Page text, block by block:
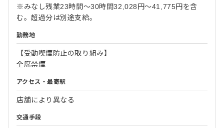
※みなし残業23時間～30時間32,028円～41,775円を含
む。超過分は別途支給。
勤務地
【受動喫煙防止の取り組み】
全席禁煙
アクセス・最寄駅
店舗により異なる
交通手段